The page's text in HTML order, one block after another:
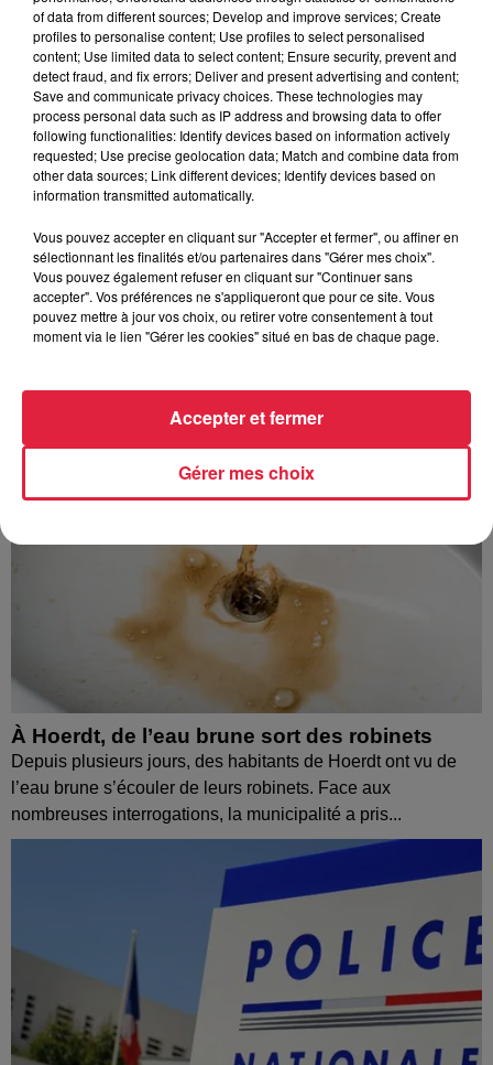
6 août 2026
Au zoo de Mulhouse : rencontre
avec les flamants rouges
À découvrir également
À Hoerdt, de l’eau brune sort des robinets
Depuis plusieurs jours, des habitants de Hoerdt ont vu de
l’eau brune s’écouler de leurs robinets. Face aux
nombreuses interrogations, la municipalité a pris...
of data from different sources; Develop and improve services; Create
profiles to personalise content; Use profiles to select personalised
content; Use limited data to select content; Ensure security, prevent and
detect fraud, and fix errors; Deliver and present advertising and content;
Save and communicate privacy choices. These technologies may
process personal data such as IP address and browsing data to offer
following functionalities: Identify devices based on information actively
requested; Use precise geolocation data; Match and combine data from
other data sources; Link different devices; Identify devices based on
information transmitted automatically.
Vous pouvez accepter en cliquant sur "Accepter et fermer", ou affiner en
sélectionnant les finalités et/ou partenaires dans "Gérer mes choix".
Vous pouvez également refuser en cliquant sur "Continuer sans
accepter". Vos préférences ne s'appliqueront que pour ce site. Vous
pouvez mettre à jour vos choix, ou retirer votre consentement à tout
moment via le lien "Gérer les cookies" situé en bas de chaque page.
Gérer mes choix
Accepter et fermer